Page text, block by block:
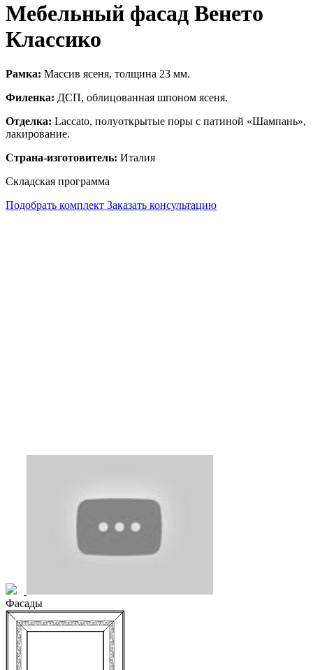
Мебельный фасад Венето
Классико
Рамка: Массив ясеня, толщина 23 мм.
Филенка: ДСП, облицованная шпоном ясеня.
Отделка: Laccato, полуоткрытые поры с патиной «Шампань»,
лакирование.
Страна-изготовитель: Италия
Складская программа
Подобрать комплект Заказать консультацию
Фасады